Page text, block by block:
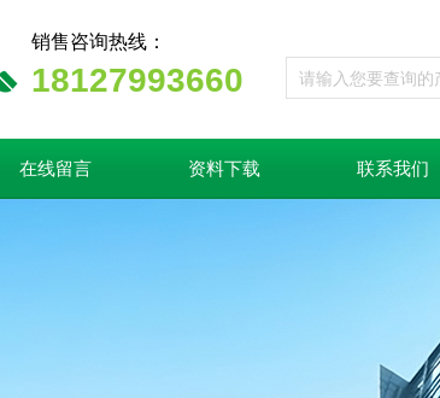
销售咨询热线：
18127993660
在线留言 资料下载 联系我们